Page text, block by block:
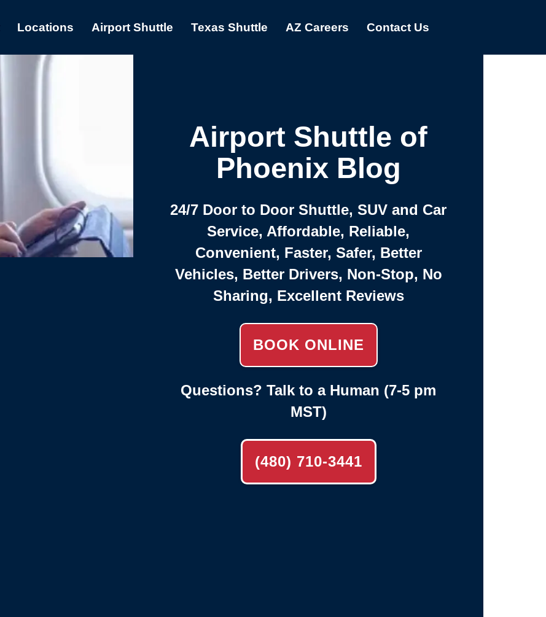
Locations Airport Shuttle Texas Shuttle AZ Careers Contact Us
Airport Shuttle of
Phoenix Blog
24/7 Door to Door Shuttle, SUV and Car
Service, Affordable, Reliable,
Convenient, Faster, Safer, Better
Vehicles, Better Drivers, Non-Stop, No
Sharing, Excellent Reviews
BOOK ONLINE
Questions? Talk to a Human (7-5 pm
MST)
(480) 710-3441